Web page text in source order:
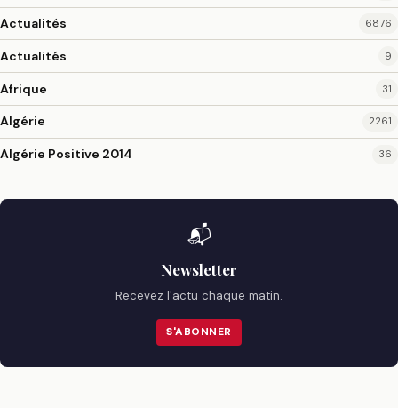
Actualités 6876
Actualités 9
Afrique 31
Algérie 2261
Algérie Positive 2014 36
📬
Newsletter
Recevez l'actu chaque matin.
S'ABONNER